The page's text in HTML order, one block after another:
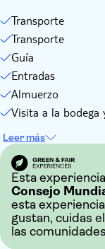
Sujeto a
Transporte
Transporte
Guía
Entradas
Almuerzo
Visita a la bodega
Leer más
Esta
Consejo
esta
gustan, cuidas
las